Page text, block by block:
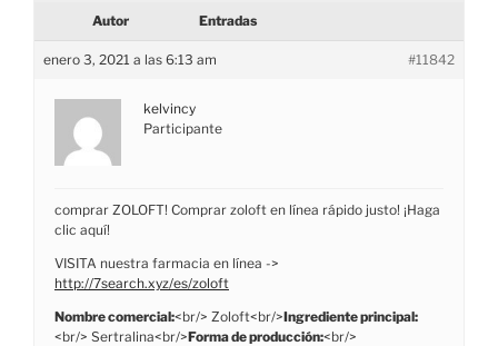
Autor Entradas
enero 3, 2021 a las 6:13 am #11842
kelvincy
Participante
comprar ZOLOFT! Comprar zoloft en línea rápido justo! ¡Haga
clic aquí!
VISITA nuestra farmacia en línea ->
http://7search.xyz/es/zoloft
Nombre comercial:<br/> Zoloft<br/>Ingrediente principal:
<br/> Sertralina<br/>Forma de producción:<br/>